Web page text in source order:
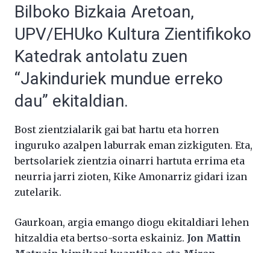
Bilboko Bizkaia Aretoan,
UPV/EHUko Kultura Zientifikoko
Katedrak antolatu zuen
“Jakinduriek mundue erreko
dau” ekitaldian.
Bost zientzialarik gai bat hartu eta horren
inguruko azalpen laburrak eman zizkiguten. Eta,
bertsolariek zientzia oinarri hartuta errima eta
neurria jarri zioten, Kike Amonarriz gidari izan
zutelarik.
Gaurkoan, argia emango diogu ekitaldiari lehen
hitzaldia eta bertso-sorta eskainiz. Jon Mattin